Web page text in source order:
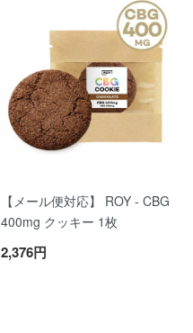
【メール便対応】 ROY - CBG
400mg クッキー 1枚
2,376円